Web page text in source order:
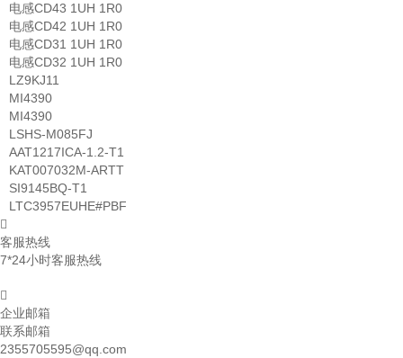
电感CD43 1UH 1R0
电感CD42 1UH 1R0
电感CD31 1UH 1R0
电感CD32 1UH 1R0
LZ9KJ11
MI4390
MI4390
LSHS-M085FJ
AAT1217ICA-1.2-T1
KAT007032M-ARTT
SI9145BQ-T1
LTC3957EUHE#PBF
客服热线
7*24小时客服热线
企业邮箱
联系邮箱
2355705595@qq.com